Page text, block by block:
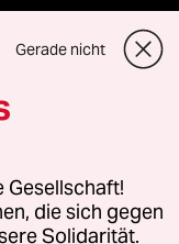
für Genehmigungen
Gerade nicht
die sich gegen
Solidarität.